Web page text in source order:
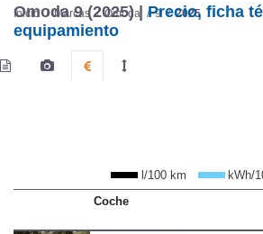
Inicio Marcas Omoda 9 2025
Omoda 9 (2025) |Precio, ficha
equipamiento
l/100 km kWh/
Coche